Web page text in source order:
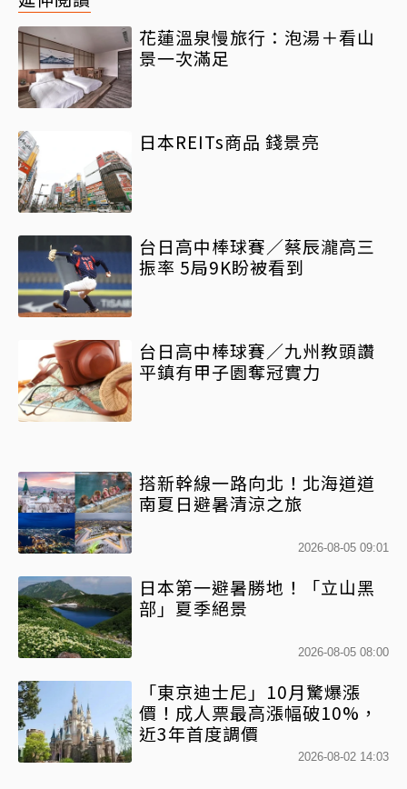
花蓮溫泉慢旅行：泡湯＋看山
景一次滿足
日本REITs商品 錢景亮
台日高中棒球賽／蔡辰瀧高三
振率 5局9K盼被看到
台日高中棒球賽／九州教頭讚
平鎮有甲子園奪冠實力
搭新幹線一路向北！北海道道
南夏日避暑清涼之旅
2026-08-05 09:01
日本第一避暑勝地！「立山黑
部」夏季絕景
2026-08-05 08:00
「東京迪士尼」10月驚爆漲
價！成人票最高漲幅破10%，
近3年首度調價
2026-08-02 14:03